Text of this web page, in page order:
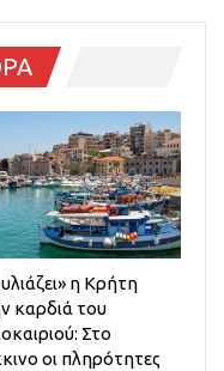
η Κρήτη
καρδιά του
Στο
οι πληρότητες